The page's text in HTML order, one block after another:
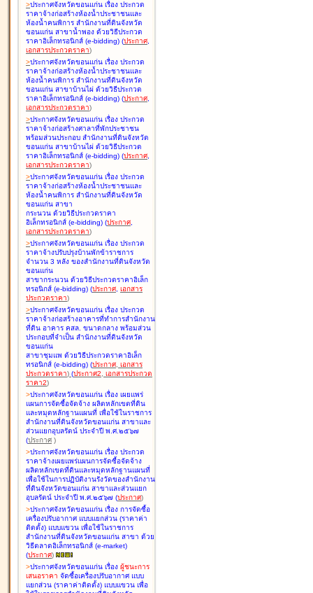
>ประกาศจังหวัดขอนแก่น เรื่อง ประกวด
ราคาจ้างก่อสร้างห้องน้ำประชาชนและ
ห้องน้ำคนพิการ สำนักงานที่ดินจังหวัด
ขอนแก่น สาขาน้ำพอง ด้วยวิธีประกวด
ราคาอิเล็กทรอนิกส์ (e-bidding) (ประกาศ,
เอกสารประกวดราคา)
>ประกาศจังหวัดขอนแก่น เรื่อง ประกวด
ราคาจ้างก่อสร้างห้องน้ำประชาชนและ
ห้องน้ำคนพิการ สำนักงานที่ดินจังหวัด
ขอนแก่น สาขาบ้านไผ่ ด้วยวิธีประกวด
ราคาอิเล็กทรอนิกส์ (e-bidding) (ประกาศ,
เอกสารประกวดราคา)
>ประกาศจังหวัดขอนแก่น เรื่อง ประกวด
ราคาจ้างก่อสร้างศาลาที่พักประชาชน
พร้อมส่วนประกอบ สำนักงานที่ดินจังหวัด
ขอนแก่น สาขาบ้านไผ่ ด้วยวิธีประกวด
ราคาอิเล็กทรอนิกส์ (e-bidding) (ประกาศ,
เอกสารประกวดราคา)
>ประกาศจังหวัดขอนแก่น เรื่อง ประกวด
ราคาจ้างก่อสร้างห้องน้ำประชาชนและ
ห้องน้ำคนพิการ สำนักงานที่ดินจังหวัด
ขอนแก่น สาขา
กระนวน ด้วยวิธีประกวดราคา
อิเล็กทรอนิกส์ (e-bidding) (ประกาศ,
เอกสารประกวดราคา)
>ประกาศจังหวัดขอนแก่น เรื่อง ประกวด
ราคาจ้างปรับปรุงบ้านพักข้าราชการ
จำนวน 3 หลัง ของสำนักงานที่ดินจังหวัด
ขอนแก่น
สาขากระนวน ด้วยวิธีประกวดราคาอิเล็ก
ทรอนิกส์ (e-bidding) (ประกาศ, เอกสาร
ประกวดราคา)
>ประกาศจังหวัดขอนแก่น เรื่อง ประกวด
ราคาจ้างก่อสร้างอาคารที่ทำการสำนักงาน
ที่ดิน อาคาร คสล. ขนาดกลาง พร้อมส่วน
ประกอบที่จำเป็น สำนักงานที่ดินจังหวัด
ขอนแก่น
สาขาชุมแพ ด้วยวิธีประกวดราคาอิเล็ก
ทรอนิกส์ (e-bidding) (ประกาศ, เอกสาร
ประกวดราคา) (ประกาศ2, เอกสารประกวด
ราคา2)
>ประกาศจังหวัดขอนแก่น เรื่อง เผยแพร่
แผนการจัดซื้อจัดจ้าง ผลิตหลักเขตที่ดิน
และหมุดหลักฐานแผนที่ เพื่อใช้ในราชการ
สำนักงานที่ดินจังหวัดขอนแก่น สาขาและ
ส่วนแยกอุบลรัตน์ ประจำปี พ.ศ.๒๕๖๗
(ประกาศ )
>ประกาศจังหวัดขอนแก่น เรื่อง ประกวด
ราคาจ้างเผยแพร่แผนการจัดซื้อจัดจ้าง
ผลิตหลักเขตที่ดินและหมุดหลักฐานแผนที่
เพื่อใช้ในการปฏิบัติงานรังวัดของสำนักงาน
ที่ดินจังหวัดขอนแก่น สาขาและส่วนแยก
อุบลรัตน์ ประจำปี พ.ศ.๒๕๖๗ (ประกาศ)
>ประกาศจังหวัดขอนแก่น เรื่อง การจัดซื้อ
เครื่องปรับอากาศ แบบแยกส่วน (ราคาค่า
ติดตั้ง) แบบแขวน เพื่อใช้ในราชการ
สำนักงานที่ดินจังหวัดขอนแก่น สาขา ด้วย
วิธีตลาดอิเล็กทรอนิกส์ (e-market)
(ประกาศ)
>ประกาศจังหวัดขอนแก่น เรื่อง ผู้ชนะการ
เสนอราคา จัดซื้อเครื่องปรับอากาศ แบบ
แยกส่วน (ราคาค่าติดตั้ง) แบบแขวน เพื่อ